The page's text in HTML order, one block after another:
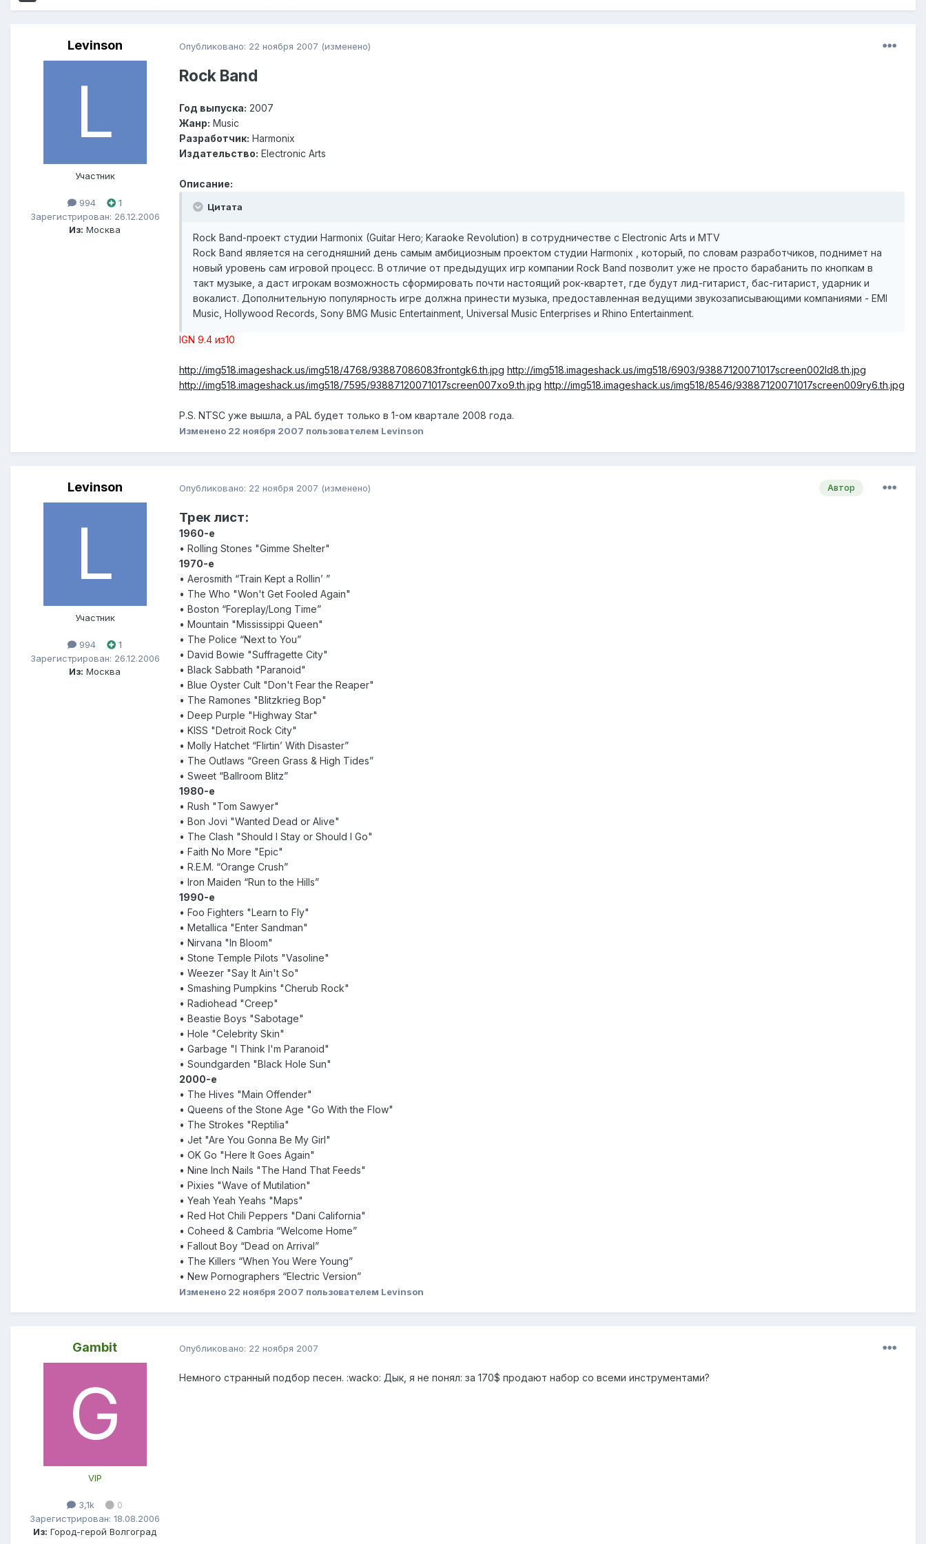
Levinson
Участник
994
1
Зарегистрирован: 26.12.2006
Из: Москва
Опубликовано: 22 ноября 2007 (изменено)
Rock Band
Год выпуска: 2007
Жанр: Music
Разработчик: Harmonix
Издательство: Electronic Arts
Описание:
Цитата
Rock Band-проект студии Harmonix (Guitar Hero; Karaoke Revolution) в сотрудничестве с Electronic Arts и MTV
Rock Band является на сегодняшний день самым амбициозным проектом студии Harmonix , который, по словам разработчиков, поднимет на
новый уровень сам игровой процесс. В отличие от предыдущих игр компании Rock Band позволит уже не просто барабанить по кнопкам в
такт музыке, а даст игрокам возможность сформировать почти настоящий рок-квартет, где будут лид-гитарист, бас-гитарист, ударник и
вокалист. Дополнительную популярность игре должна принести музыка, предоставленная ведущими звукозаписывающими компаниями - EMI
Music, Hollywood Records, Sony BMG Music Entertainment, Universal Music Enterprises и Rhino Entertainment.
IGN 9.4 из10
http://img518.imageshack.us/img518/4768/93887086083frontgk6.th.jpg http://img518.imageshack.us/img518/6903/93887120071017screen002ld8.th.jpg
http://img518.imageshack.us/img518/7595/93887120071017screen007xo9.th.jpg http://img518.imageshack.us/img518/8546/93887120071017screen009ry6.th.jpg
P.S. NTSC уже вышла, а PAL будет только в 1-ом квартале 2008 года.
Изменено 22 ноября 2007 пользователем Levinson
Levinson
Участник
994
1
Зарегистрирован: 26.12.2006
Из: Москва
Автор
Опубликовано: 22 ноября 2007 (изменено)
Трек лист:
1960-е
• Rolling Stones "Gimme Shelter"
1970-е
• Aerosmith “Train Kept a Rollin’ ”
• The Who "Won't Get Fooled Again"
• Boston “Foreplay/Long Time”
• Mountain "Mississippi Queen"
• The Police “Next to You”
• David Bowie "Suffragette City"
• Black Sabbath "Paranoid"
• Blue Oyster Cult "Don't Fear the Reaper"
• The Ramones "Blitzkrieg Bop"
• Deep Purple "Highway Star"
• KISS "Detroit Rock City"
• Molly Hatchet “Flirtin’ With Disaster”
• The Outlaws “Green Grass & High Tides”
• Sweet “Ballroom Blitz”
1980-е
• Rush "Tom Sawyer"
• Bon Jovi "Wanted Dead or Alive"
• The Clash "Should I Stay or Should I Go"
• Faith No More "Epic"
• R.E.M. “Orange Crush”
• Iron Maiden “Run to the Hills”
1990-е
• Foo Fighters "Learn to Fly"
• Metallica "Enter Sandman"
• Nirvana "In Bloom"
• Stone Temple Pilots "Vasoline"
• Weezer "Say It Ain't So"
• Smashing Pumpkins "Cherub Rock"
• Radiohead "Creep"
• Beastie Boys "Sabotage"
• Hole "Celebrity Skin"
• Garbage "I Think I'm Paranoid"
• Soundgarden "Black Hole Sun"
2000-е
• The Hives "Main Offender"
• Queens of the Stone Age "Go With the Flow"
• The Strokes "Reptilia"
• Jet "Are You Gonna Be My Girl"
• OK Go "Here It Goes Again"
• Nine Inch Nails "The Hand That Feeds"
• Pixies "Wave of Mutilation"
• Yeah Yeah Yeahs "Maps"
• Red Hot Chili Peppers "Dani California"
• Coheed & Cambria “Welcome Home”
• Fallout Boy “Dead on Arrival”
• The Killers “When You Were Young”
• New Pornographers “Electric Version”
Изменено 22 ноября 2007 пользователем Levinson
Gambit
VIP
3,1k
0
Зарегистрирован: 18.08.2006
Из: Город-герой Волгоград
Опубликовано: 22 ноября 2007
Немного странный подбор песен. :wacko: Дык, я не понял: за 170$ продают набор со всеми инструментами?